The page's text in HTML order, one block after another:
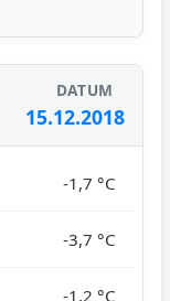
15.12.2018
-1,7 °C
-3,7 °C
-1,2 °C